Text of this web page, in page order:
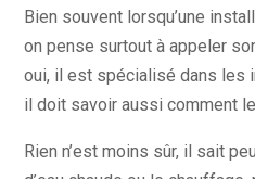
Bien souvent lorsqu’une
on pense surtout à appeler
oui, il est spécialisé dans les
il doit savoir aussi comment
Rien n’est moins sûr, il sait